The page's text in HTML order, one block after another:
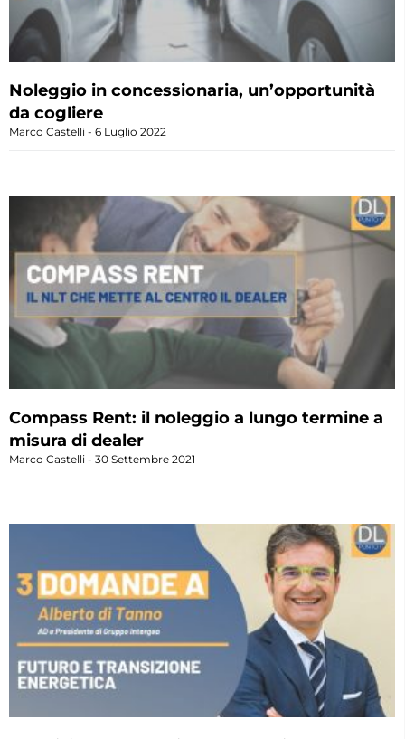
Noleggio in concessionaria, un’opportunità
da cogliere
Marco Castelli 6 Luglio 2022
Compass Rent: il noleggio a lungo termine a
misura di dealer
Marco Castelli 30 Settembre 2021